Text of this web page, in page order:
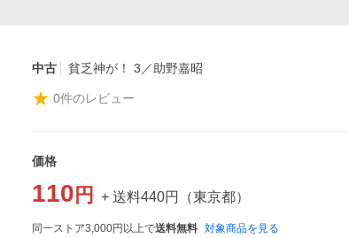
中古 貧乏神が！ 3／助野嘉昭
0件のレビュー
価格
110 円 + 送料440円 （東京都）
同一ストア3,000円以上で送料無料 対象商品を見る